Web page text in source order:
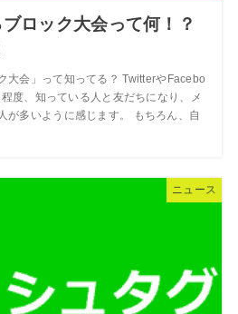
ロック大会って何！？
大会」って知ってる？ TwitterやFacebo
度、知っている人と友だちになり、メ
が多いように感じます。 もちろん、自
ニュース